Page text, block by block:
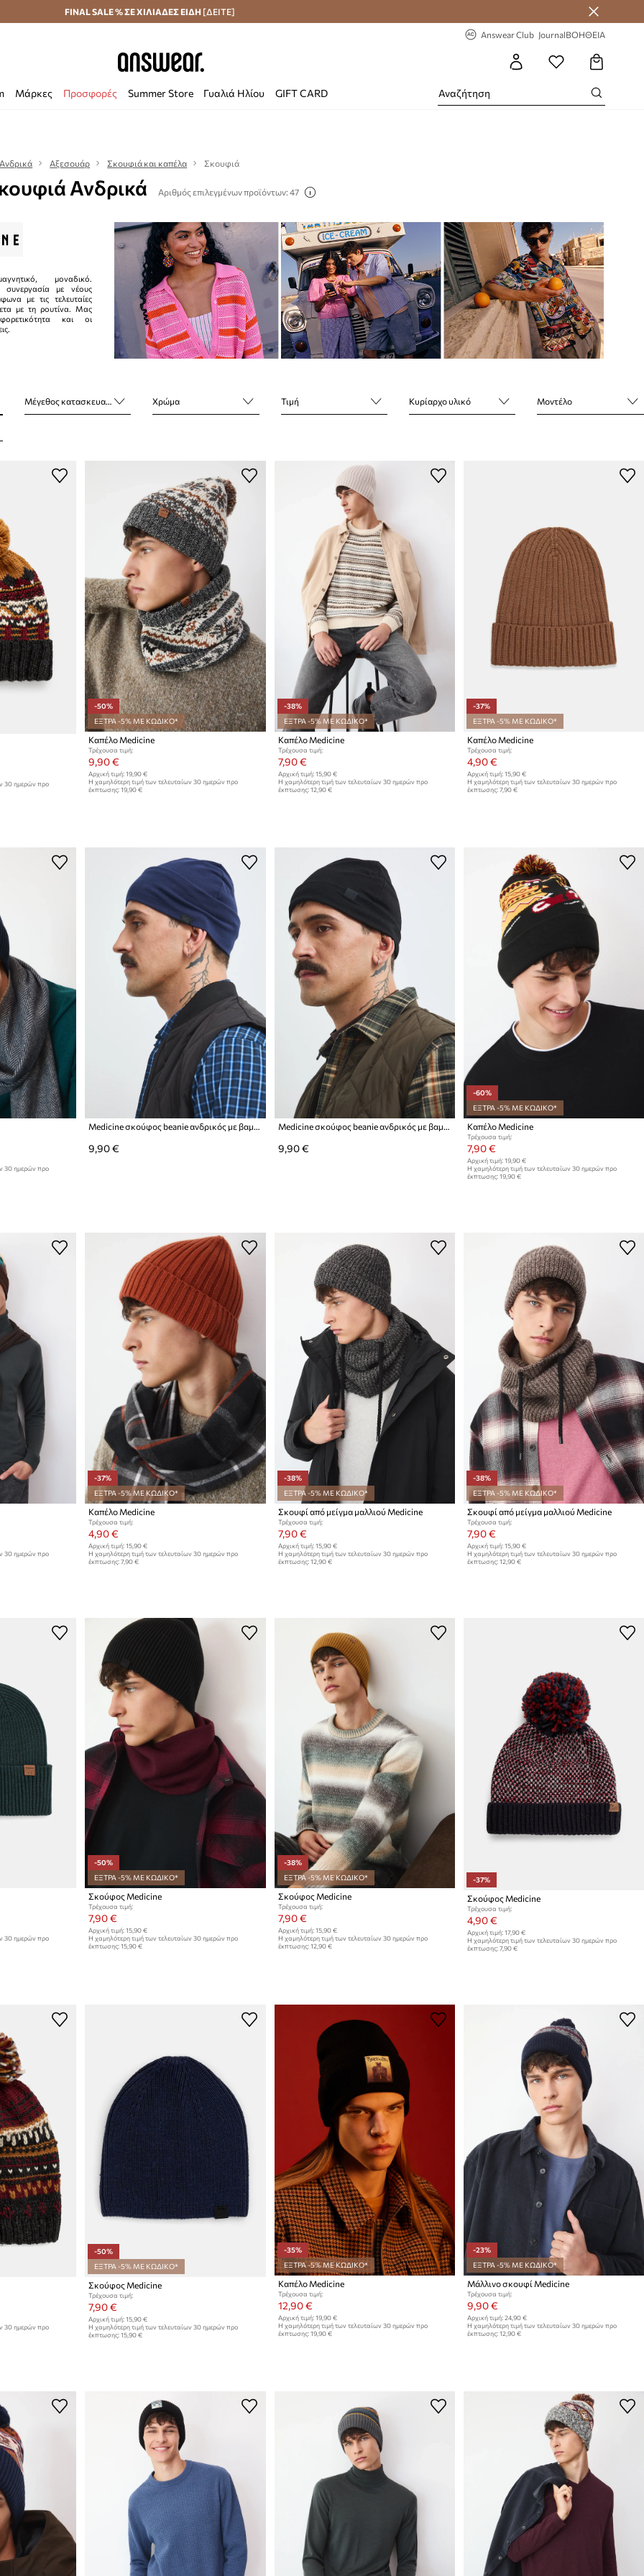
Αποστολή σε 24 ώρες Εξοικονομήστε με το Answear Club
FINAL SALE % ΣΕ ΧΙΛΙΑΔΕΣ ΕΙΔΗ [ΔΕΙΤΕ]
Answear Club JournalΒΟΗΘΕΙΑ
Μάρκες Προσφορές Summer Store Γυαλιά Ηλίου GIFT CARD
Ανδρικά Αξεσουάρ Σκουφιά και καπέλα Σκουφιά
Ανδρικά Αριθμός επιλεγμένων προϊόντων: 47
μοναδικό.
συνεργασία με νέους
με τις τελευταίες
με τη ρουτίνα. Μας
και οι
Μέγεθος κατασκευαστή Χρώμα Τιμή Κυρίαρχο υλικό Μοντέλο
30 ημερών προ
-50%
ΕΞΤΡΑ -5% ΜΕ ΚΩΔΙΚΟ*
Καπέλο Medicine
Τρέχουσα τιμή:
9,90 €
Αρχική τιμή: 19,90 €
Η χαμηλότερη τιμή των τελευταίων 30 ημερών προ
έκπτωσης: 19,90 €
-38%
ΕΞΤΡΑ -5% ΜΕ ΚΩΔΙΚΟ*
Καπέλο Medicine
Τρέχουσα τιμή:
7,90 €
Αρχική τιμή: 15,90 €
Η χαμηλότερη τιμή των τελευταίων 30 ημερών προ
έκπτωσης: 12,90 €
-37%
ΕΞΤΡΑ -5% ΜΕ ΚΩΔΙΚΟ*
Καπέλο Medicine
Τρέχουσα τιμή:
4,90 €
Αρχική τιμή: 15,90 €
Η χαμηλότερη τιμή των τελευταίων 30 ημερών προ
έκπτωσης: 7,90 €
30 ημερών προ
Medicine σκούφος beanie ανδρικός με βαμβάκι
9,90 €
Medicine σκούφος beanie ανδρικός με βαμβάκι
9,90 €
-60%
ΕΞΤΡΑ -5% ΜΕ ΚΩΔΙΚΟ*
Καπέλο Medicine
Τρέχουσα τιμή:
7,90 €
Αρχική τιμή: 19,90 €
Η χαμηλότερη τιμή των τελευταίων 30 ημερών προ
έκπτωσης: 19,90 €
30 ημερών προ
-37%
ΕΞΤΡΑ -5% ΜΕ ΚΩΔΙΚΟ*
Καπέλο Medicine
Τρέχουσα τιμή:
4,90 €
Αρχική τιμή: 15,90 €
Η χαμηλότερη τιμή των τελευταίων 30 ημερών προ
έκπτωσης: 7,90 €
-38%
ΕΞΤΡΑ -5% ΜΕ ΚΩΔΙΚΟ*
Σκουφί από μείγμα μαλλιού Medicine
Τρέχουσα τιμή:
7,90 €
Αρχική τιμή: 15,90 €
Η χαμηλότερη τιμή των τελευταίων 30 ημερών προ
έκπτωσης: 12,90 €
-38%
ΕΞΤΡΑ -5% ΜΕ ΚΩΔΙΚΟ*
Σκουφί από μείγμα μαλλιού Medicine
Τρέχουσα τιμή:
7,90 €
Αρχική τιμή: 15,90 €
Η χαμηλότερη τιμή των τελευταίων 30 ημερών προ
έκπτωσης: 12,90 €
30 ημερών προ
-50%
ΕΞΤΡΑ -5% ΜΕ ΚΩΔΙΚΟ*
Σκούφος Medicine
Τρέχουσα τιμή:
7,90 €
Αρχική τιμή: 15,90 €
Η χαμηλότερη τιμή των τελευταίων 30 ημερών προ
έκπτωσης: 15,90 €
-38%
ΕΞΤΡΑ -5% ΜΕ ΚΩΔΙΚΟ*
Σκούφος Medicine
Τρέχουσα τιμή:
7,90 €
Αρχική τιμή: 15,90 €
Η χαμηλότερη τιμή των τελευταίων 30 ημερών προ
έκπτωσης: 12,90 €
-37%
Σκούφος Medicine
Τρέχουσα τιμή:
4,90 €
Αρχική τιμή: 17,90 €
Η χαμηλότερη τιμή των τελευταίων 30 ημερών προ
έκπτωσης: 7,90 €
30 ημερών προ
-50%
ΕΞΤΡΑ -5% ΜΕ ΚΩΔΙΚΟ*
Σκούφος Medicine
Τρέχουσα τιμή:
7,90 €
Αρχική τιμή: 15,90 €
Η χαμηλότερη τιμή των τελευταίων 30 ημερών προ
έκπτωσης: 15,90 €
-35%
ΕΞΤΡΑ -5% ΜΕ ΚΩΔΙΚΟ*
Καπέλο Medicine
Τρέχουσα τιμή:
12,90 €
Αρχική τιμή: 19,90 €
Η χαμηλότερη τιμή των τελευταίων 30 ημερών προ
έκπτωσης: 19,90 €
-23%
ΕΞΤΡΑ -5% ΜΕ ΚΩΔΙΚΟ*
Μάλλινο σκουφί Medicine
Τρέχουσα τιμή:
9,90 €
Αρχική τιμή: 24,90 €
Η χαμηλότερη τιμή των τελευταίων 30 ημερών προ
έκπτωσης: 12,90 €